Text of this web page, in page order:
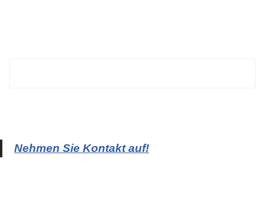
Nehmen Sie Kontakt auf!